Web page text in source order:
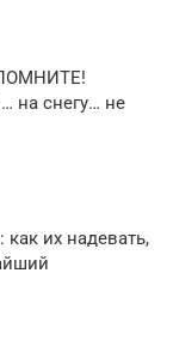
на снегу… не
их надевать,